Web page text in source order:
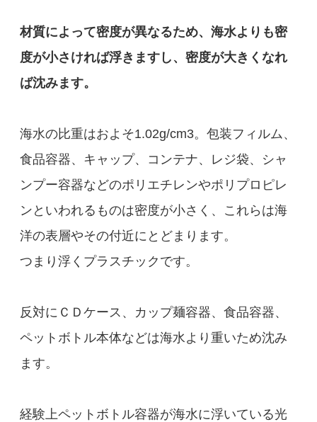
材質によって密度が異なるため、海水よりも密
度が小さければ浮きますし、密度が大きくなれ
ば沈みます。
海水の比重はおよそ1.02g/cm3。包装フィルム、
食品容器、キャップ、コンテナ、レジ袋、シャ
ンプー容器などのポリエチレンやポリプロピレ
ンといわれるものは密度が小さく、これらは海
洋の表層やその付近にとどまります。
つまり浮くプラスチックです。
反対にＣＤケース、カップ麺容器、食品容器、
ペットボトル本体などは海水より重いため沈み
ます。
経験上ペットボトル容器が海水に浮いている光